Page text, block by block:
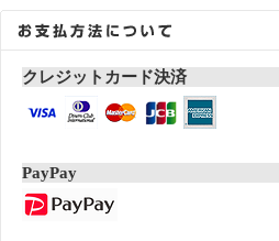
クレジットカード決済
PayPay